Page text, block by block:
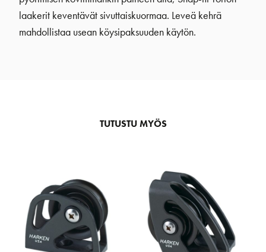
laakerit keventävät sivuttaiskuormaa. Leveä kehrä
mahdollistaa usean köysipaksuuden käytön.
TUTUSTU MYÖS